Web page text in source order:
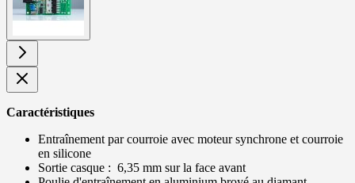
Caractéristiques
Entraînement par courroie avec moteur synchrone et courroie
en silicone
Sortie casque : 6,35 mm sur la face avant